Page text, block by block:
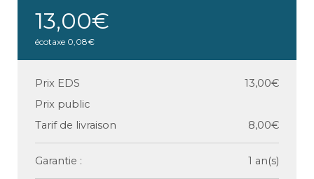
13,00€
écotaxe 0,08€
Prix EDS
13,00€
Prix public
Tarif de livraison
8,00€
Garantie : 1 an(s)